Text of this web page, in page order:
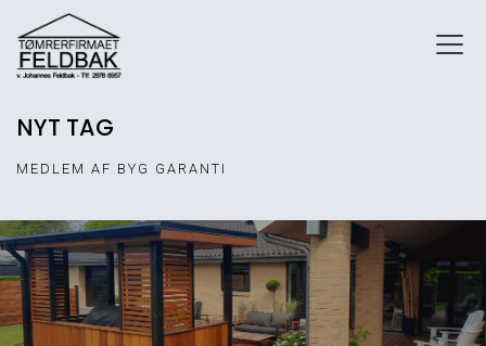
hovedindhold
NYT TAG
MEDLEM AF BYG GARANTI